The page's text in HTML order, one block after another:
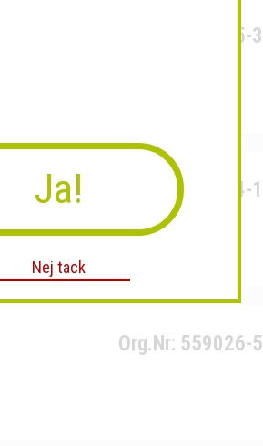
Org.Nr: 559245-
Org.Nr: 559094-
Org.Nr: 559026-
Ja!
Nej tack